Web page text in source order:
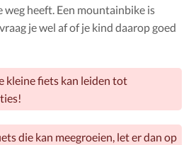
weg heeft. Een mountainbike is
je wel af of je kind daarop goed
kleine fiets kan leiden tot
die kan meegroeien, let er dan op